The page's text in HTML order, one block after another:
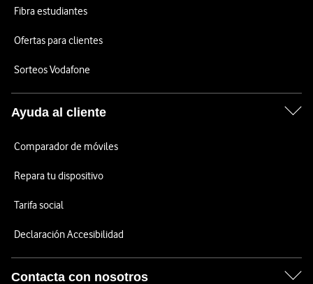
Fibra estudiantes
Ofertas para clientes
Sorteos Vodafone
Ayuda al cliente
Comparador de móviles
Repara tu dispositivo
Tarifa social
Declaración Accesibilidad
Contacta con nosotros